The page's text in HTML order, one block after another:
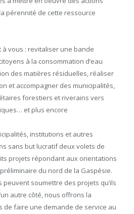
pérennité de cette ressource
à vous : revitaliser une bande
à la consommation d’eau
des matières résiduelles, réaliser
et accompagner des municipalités,
forestiers et riverains vers
et plus encore
institutions et autres
sans but lucratif deux volets de
projets répondant aux orientations
du nord de la Gaspésie.
peuvent soumettre des projets qu’ils
autre côté, nous offrons la
de faire une demande de service au